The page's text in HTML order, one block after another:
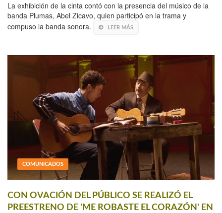
La exhibición de la cinta contó con la presencia del músico de la
banda Plumas, Abel Zicavo, quien participó en la trama y
compuso la banda sonora.
LEER MÁS
COMUNICADOS
CON OVACIÓN DEL PÚBLICO SE REALIZÓ EL
PREESTRENO DE 'ME ROBASTE EL CORAZÓN' EN